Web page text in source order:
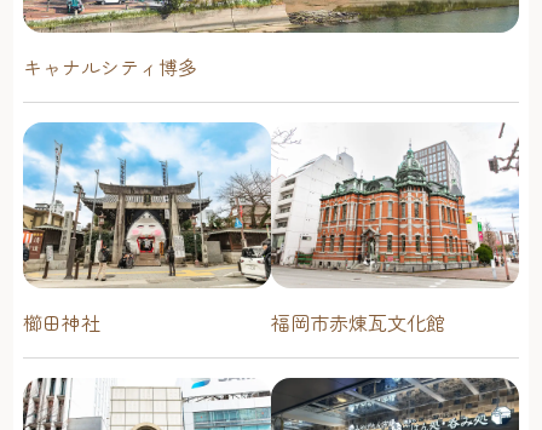
キャナルシティ博多
櫛田神社 福岡市赤煉瓦文化館